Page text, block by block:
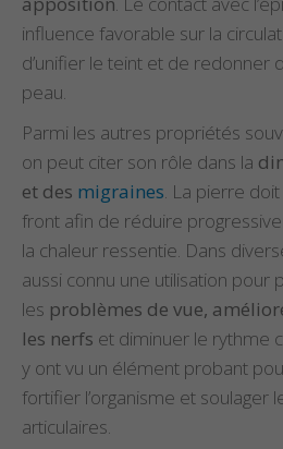
influence favorable sur la
d’unifier le teint et de redonner
peau.
Parmi les autres propriétés
on peut citer son rôle dans la
et des migraines. La pierre
front afin de réduire
la chaleur ressentie. Dans
aussi connu une utilisation pour
les problèmes de vue,
les nerfs et diminuer le rythme
y ont vu un élément probant
fortifier l’organisme et soulager
articulaires.